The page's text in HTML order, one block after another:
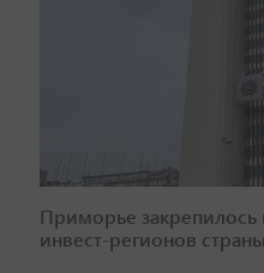
Приморье закрепилось
инвест-регионов страны